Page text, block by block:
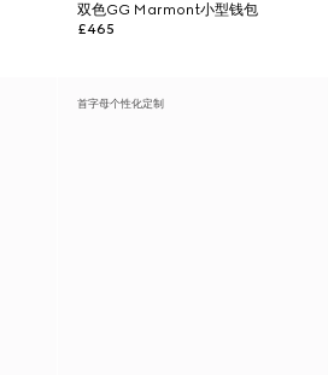
双色GG Marmont小型钱包
£465
首字母个性化定制